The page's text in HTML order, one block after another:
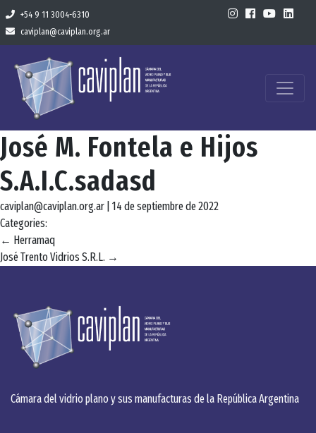
+54 9 11 3004-6310
caviplan@caviplan.org.ar
José M. Fontela e Hijos
S.A.I.C.sadasd
caviplan@caviplan.org.ar 14 de septiembre de 2022
Categories:
Navegación
de
← Herramaq
José Trento Vidrios S.R.L. →
Cámara del vidrio plano y sus manufacturas de la República Argentina